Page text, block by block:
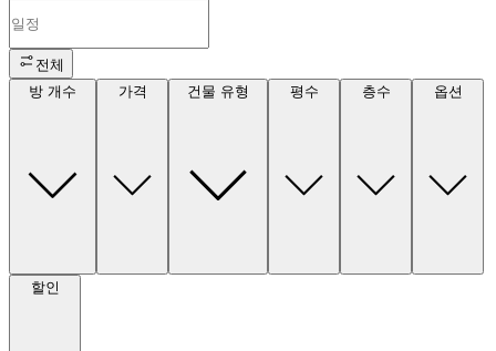
전체
방 개수
가격 건물 유형 평수 층수 옵션
할인